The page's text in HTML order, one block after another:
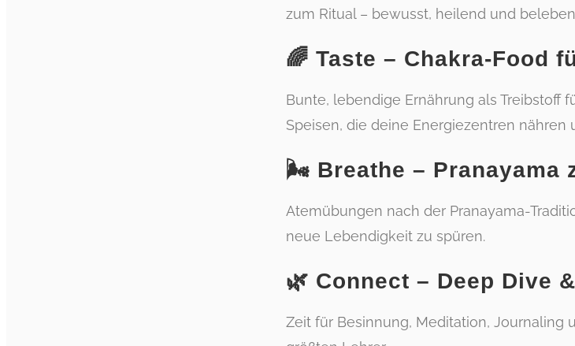
zum Ritual – bewusst, heilend und
🌈 Taste – Chakra-Food
Bunte, lebendige Ernährung als Treibstoff
Speisen, die deine Energiezentren nähren
🌬️ Breathe – Pranayama
Atemübungen nach der Pranayama-
neue Lebendigkeit zu spüren.
🌿 Connect – Deep Dive
Zeit für Besinnung, Meditation, Journaling